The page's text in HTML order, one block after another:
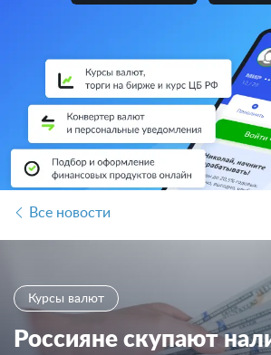
Все новости
Курсы валют
Россияне скупают